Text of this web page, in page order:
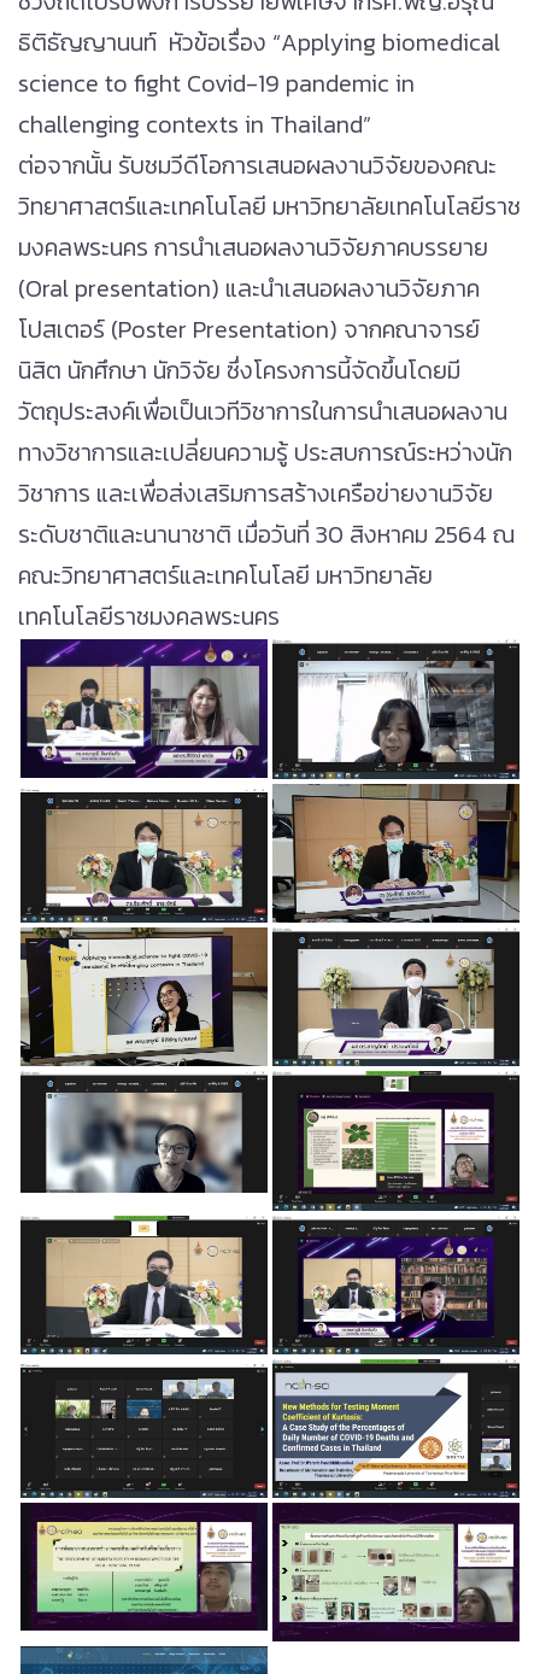
ธิติธัญญานนท์ หัวข้อเรื่อง “Applying biomedical
science to fight Covid-19 pandemic in
challenging contexts in Thailand”
ต่อจากนั้น รับชมวีดีโอการเสนอผลงานวิจัยของคณะ
วิทยาศาสตร์และเทคโนโลยี มหาวิทยาลัยเทคโนโลยีราช
มงคลพระนคร การนำเสนอผลงานวิจัยภาคบรรยาย
(Oral presentation) และนำเสนอผลงานวิจัยภาค
โปสเตอร์ (Poster Presentation) จากคณาจารย์
นิสิต นักศึกษา นักวิจัย ซึ่งโครงการนี้จัดขึ้นโดยมี
วัตถุประสงค์เพื่อเป็นเวทีวิชาการในการนำเสนอผลงาน
ทางวิชาการและเปลี่ยนความรู้ ประสบการณ์ระหว่างนัก
วิชาการ และเพื่อส่งเสริมการสร้างเครือข่ายงานวิจัย
ระดับชาติและนานาชาติ เมื่อวันที่ 30 สิงหาคม 2564 ณ
คณะวิทยาศาสตร์และเทคโนโลยี มหาวิทยาลัย
เทคโนโลยีราชมงคลพระนคร